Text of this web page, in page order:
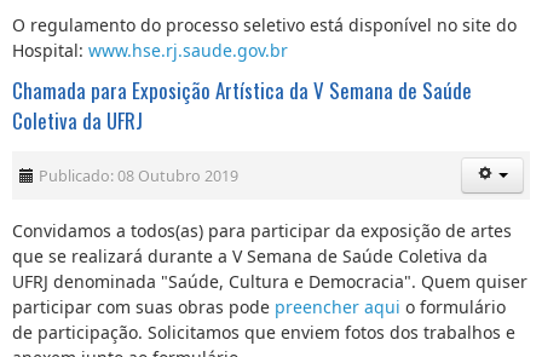
O regulamento do processo seletivo está disponível no site do
Hospital: www.hse.rj.saude.gov.br
Chamada para Exposição Artística da V Semana de Saúde
Coletiva da UFRJ
Publicado: 08 Outubro 2019
Convidamos a todos(as) para participar da exposição de artes
que se realizará durante a V Semana de Saúde Coletiva da
UFRJ denominada "Saúde, Cultura e Democracia". Quem quiser
participar com suas obras pode preencher aqui o formulário
de participação. Solicitamos que enviem fotos dos trabalhos e